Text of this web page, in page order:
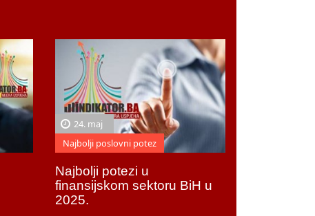
24. maj
Najbolji poslovni potez
Najbolji potezi u
finansijskom sektoru BiH u
2025.